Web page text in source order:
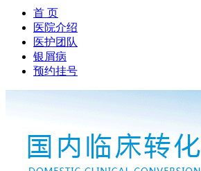
首 页
医院介绍
医护团队
银屑病
预约挂号